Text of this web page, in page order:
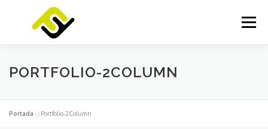
contenido
Menú
INICIO SERVICIOS PRODUCTOS
FOCUSLAB KIT DIGITAL
PORTFOLIO-2COLUMN
Portada »Portfolio-2Column